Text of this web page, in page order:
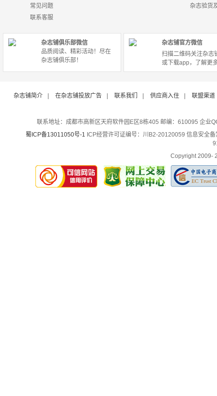
常见问题
联系客服
杂志验货
杂志铺俱乐部微信
品质阅读、精彩活动！尽在
杂志铺俱乐部！
杂志铺官方微信
扫描二维码关注杂志
或下载app，了解更
杂志铺简介 在杂志铺投放广告 联系我们 供应商入住 联盟渠道
联系地址：成都市高新区天府软件园E区8栋405 邮编：610095 企业
蜀ICP备13011050号-1 ICP经营许可证编号：川B2-20120059 信息安全
Copyright 2009-